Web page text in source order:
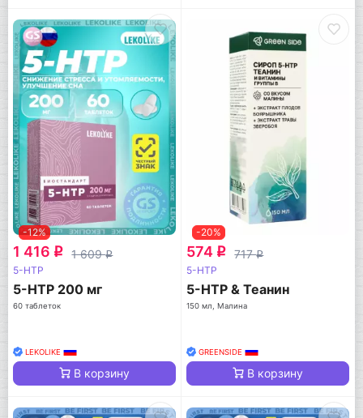
-12%
1 416 q 1 609q
5-HTP
5-HTP 200 мг
60 таблеток
LEKOLIKE
В корзину
-20%
574 q 717q
5-HTP
5-HTP & Теанин
150 мл, Малина
GREENSIDE
В корзину